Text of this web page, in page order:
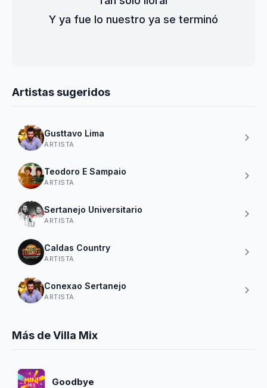
Y ya fue lo nuestro ya se terminó
Artistas sugeridos
Gusttavo Lima
ARTISTA
Teodoro E Sampaio
ARTISTA
Sertanejo Universitario
ARTISTA
Caldas Country
ARTISTA
Conexao Sertanejo
ARTISTA
Más de Villa Mix
Goodbye